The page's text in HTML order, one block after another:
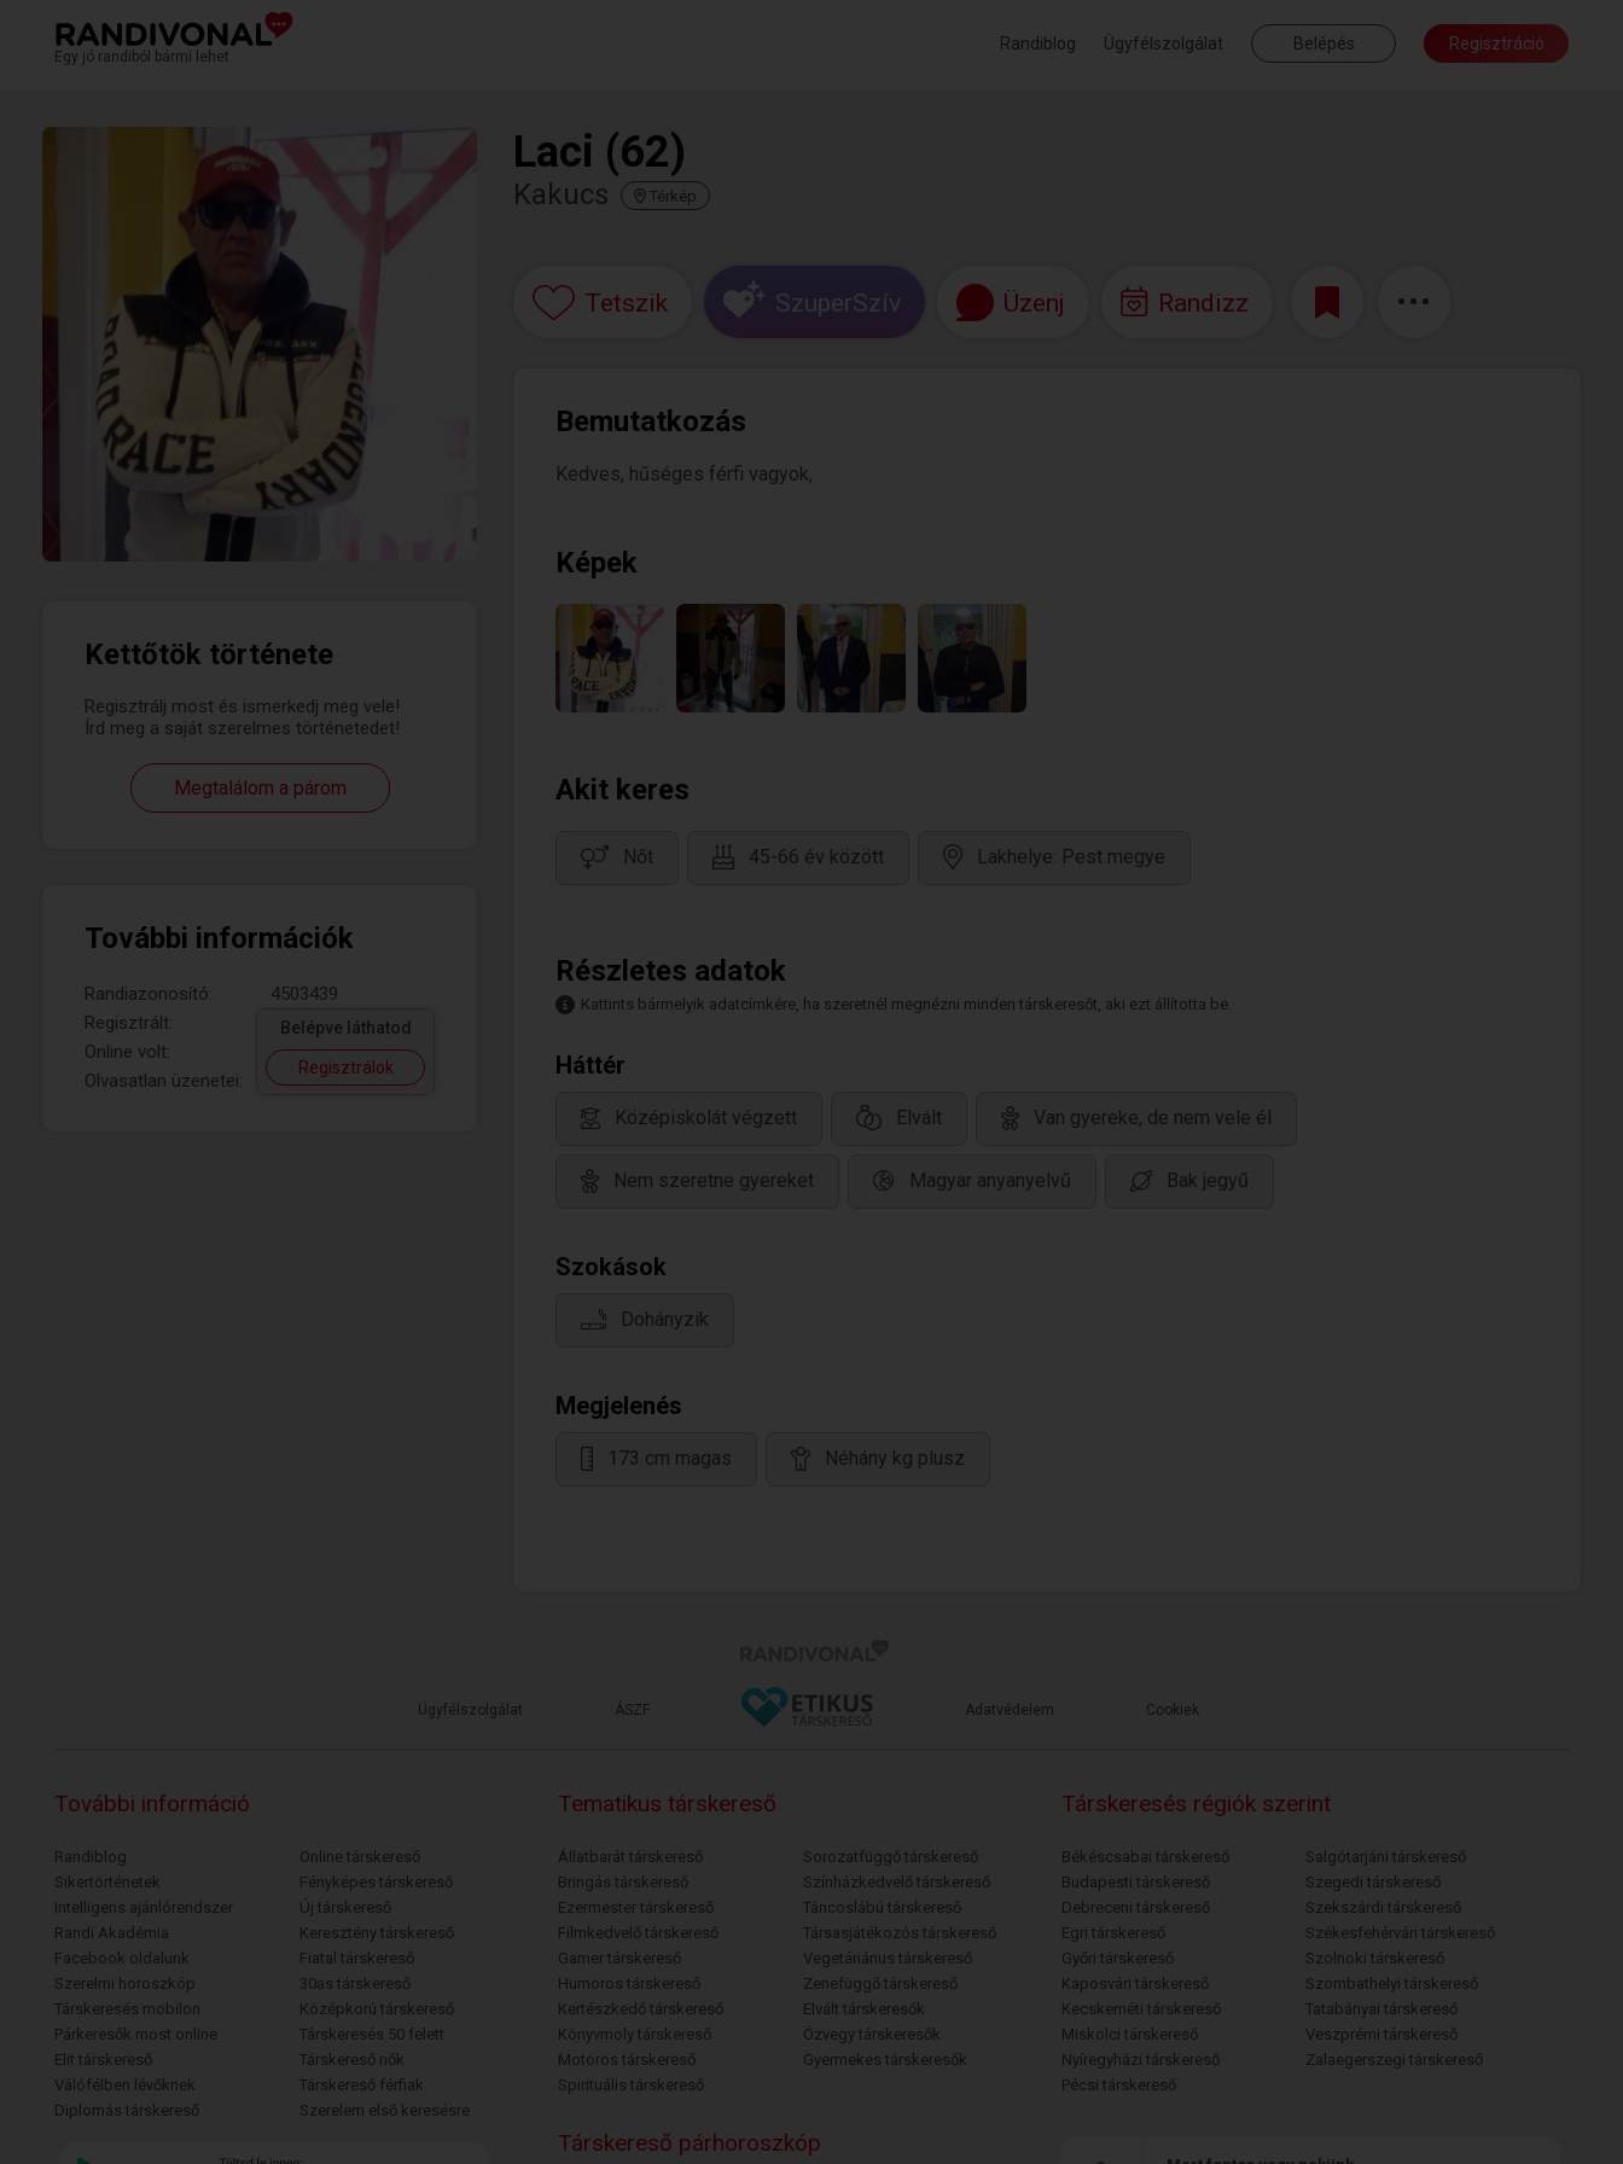
Egy jó randiból bármi lehet.
Randiblog Ügyfélszolgálat Belépés Regisztráció
Kettőtök története
Regisztrálj most és ismerkedj meg vele!
Írd meg a saját szerelmes történetedet!
Megtalálom a párom
További információk
Randiazonosító:
4503439
Regisztrált:
Online volt:
Olvasatlan üzenetei:
Belépve láthatod
Regisztrálok
Laci (62)
Kakucs Térkép
Tetszik SzuperSzív Üzenj Randizz
Bemutatkozás
Kedves, hűséges férfi vagyok,
Képek
Akit keres
Nőt 45-66 év között Lakhelye: Pest megye
Részletes adatok
Kattints bármelyik adatcímkére, ha szeretnél megnézni minden társkeresőt, aki ezt állította be.
Háttér
Középiskolát végzett Elvált Van gyereke, de nem vele él
Nem szeretne gyereket Magyar anyanyelvű Bak jegyű
Szokások
Dohányzik
Megjelenés
173 cm magas Néhány kg plusz
Ügyfélszolgálat ÁSZF Adatvédelem Cookiek
További információ
Randiblog
Sikertörténetek
Intelligens ajánlórendszer
Randi Akadémia
Facebook oldalunk
Szerelmi horoszkóp
Társkeresés mobilon
Párkeresők most online
Elit társkereső
Válófélben lévőknek
Diplomás társkereső
Online társkereső
Fényképes társkereső
Új társkereső
Keresztény társkereső
Fiatal társkereső
30as társkereső
Középkorú társkereső
Társkeresés 50 felett
Társkereső nők
Társkereső férfiak
Szerelem első keresésre
Tematikus társkereső
Állatbarát társkereső
Bringás társkereső
Ezermester társkereső
Filmkedvelő társkereső
Gamer társkereső
Humoros társkereső
Kertészkedő társkereső
Könyvmoly társkereső
Motoros társkereső
Spirituális társkereső
Sorozatfüggő társkereső
Színházkedvelő társkereső
Táncoslábú társkereső
Társasjátékozós társkereső
Vegetáriánus társkereső
Zenefüggő társkereső
Elvált társkeresők
Özvegy társkeresők
Gyermekes társkeresők
Társkeresés régiók szerint
Békéscsabai társkereső
Budapesti társkereső
Debreceni társkereső
Egri társkereső
Győri társkereső
Kaposvári társkereső
Kecskeméti társkereső
Miskolci társkereső
Nyíregyházi társkereső
Pécsi társkereső
Salgótarjáni társkereső
Szegedi társkereső
Szekszárdi társkereső
Székesfehérvári társkereső
Szolnoki társkereső
Szombathelyi társkereső
Tatabányai társkereső
Veszprémi társkereső
Zalaegerszegi társkereső
Társkereső párhoroszkóp